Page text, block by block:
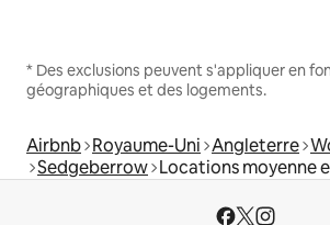
* Des exclusions peuvent s'appliquer en
géographiques et des logements.
Airbnb Royaume-Uni Angleterre
Sedgeberrow Locations moyenne